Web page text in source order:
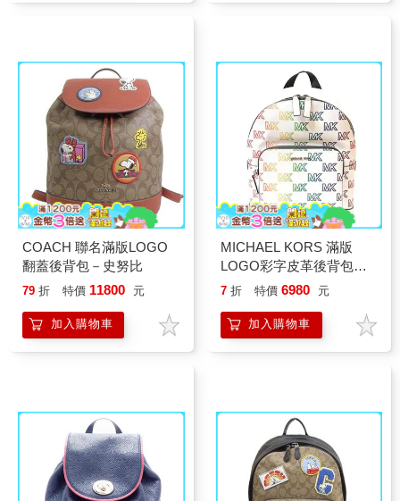
COACH 聯名滿版LOGO
翻蓋後背包－史努比
79 折 特價 11800 元
加入購物車
MICHAEL KORS 滿版
LOGO彩字皮革後背包－
白
7 折 特價 6980 元
加入購物車